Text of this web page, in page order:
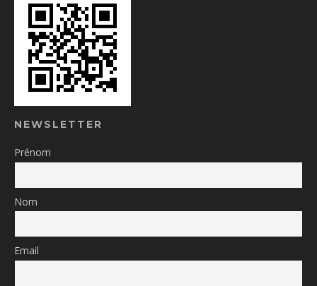
NEWSLETTER
Prénom
Nom
Email